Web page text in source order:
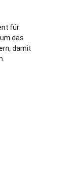
für
das
damit